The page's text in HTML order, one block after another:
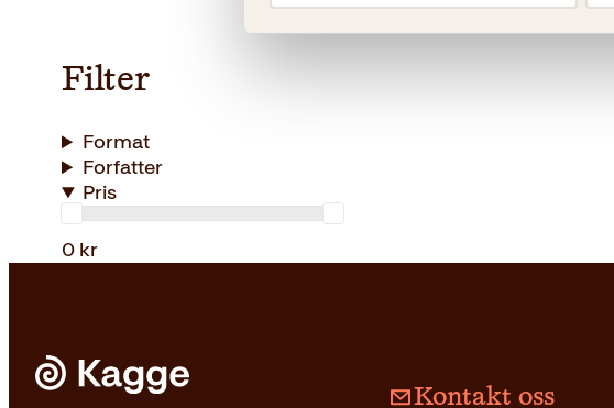
Filter
Format
Forfatter
Pris
0 kr
Kontakt oss